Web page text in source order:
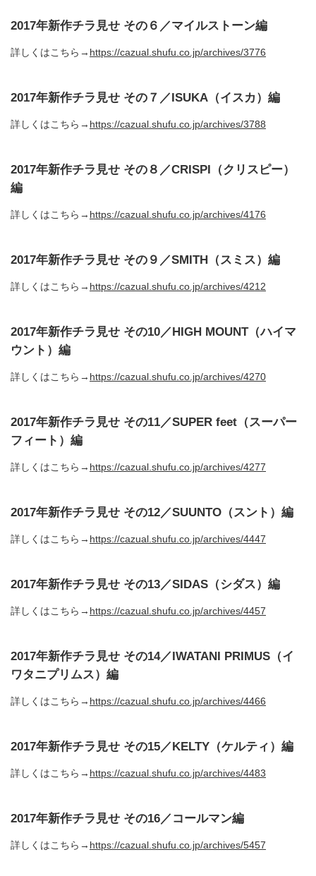
2017年新作チラ見せ その６／マイルストーン編
詳しくはこちら→ https://cazual.shufu.co.jp/archives/3776
2017年新作チラ見せ その７／ISUKA（イスカ）編
詳しくはこちら→ https://cazual.shufu.co.jp/archives/3788
2017年新作チラ見せ その８／CRISPI（クリスピー）
編
詳しくはこちら→ https://cazual.shufu.co.jp/archives/4176
2017年新作チラ見せ その９／SMITH（スミス）編
詳しくはこちら→ https://cazual.shufu.co.jp/archives/4212
2017年新作チラ見せ その10／HIGH MOUNT（ハイマ
ウント）編
詳しくはこちら→ https://cazual.shufu.co.jp/archives/4270
2017年新作チラ見せ その11／SUPER feet（スーパー
フィート）編
詳しくはこちら→ https://cazual.shufu.co.jp/archives/4277
2017年新作チラ見せ その12／SUUNTO（スント）編
詳しくはこちら→ https://cazual.shufu.co.jp/archives/4447
2017年新作チラ見せ その13／SIDAS（シダス）編
詳しくはこちら→ https://cazual.shufu.co.jp/archives/4457
2017年新作チラ見せ その14／IWATANI PRIMUS（イ
ワタニプリムス）編
詳しくはこちら→ https://cazual.shufu.co.jp/archives/4466
2017年新作チラ見せ その15／KELTY（ケルティ）編
詳しくはこちら→ https://cazual.shufu.co.jp/archives/4483
2017年新作チラ見せ その16／コールマン編
詳しくはこちら→ https://cazual.shufu.co.jp/archives/5457